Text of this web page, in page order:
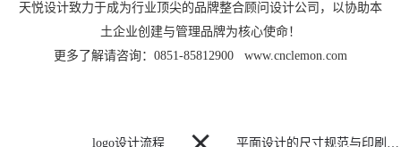
天悦设计致力于成为行业顶尖的品牌整合顾问设计公司，以协助本
土企业创建与管理品牌为核心使命！
更多了解请咨询：0851-85812900 www.cnclemon.com
logo设计流程 平面设计的尺寸规范与印刷基本常识汇总
